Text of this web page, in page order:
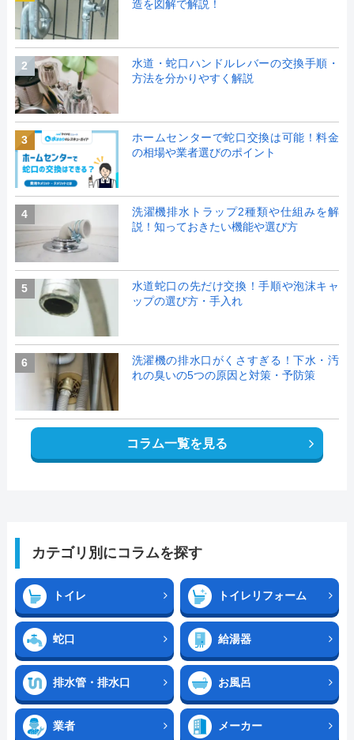
造を図解で解説！
2
水道・蛇口ハンドルレバーの交換手順・
方法を分かりやすく解説
3
ホームセンターで蛇口交換は可能！料金
の相場や業者選びのポイント
4
洗濯機排水トラップ2種類や仕組みを解
説！知っておきたい機能や選び方
5
水道蛇口の先だけ交換！手順や泡沫キャ
ップの選び方・手入れ
6
洗濯機の排水口がくさすぎる！下水・汚
れの臭いの5つの原因と対策・予防策
コラム一覧を見る
カテゴリ別にコラムを探す
トイレ トイレリフォーム
蛇口 給湯器
排水管・排水口 お風呂
業者 メーカー